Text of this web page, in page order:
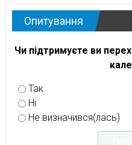
Опитування
Чи підтримуєте ви
Так
Ні
Не визначився(лась)